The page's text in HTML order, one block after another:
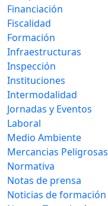
Financiación
Fiscalidad
Formación
Infraestructuras
Inspección
Instituciones
Intermodalidad
Jornadas y Eventos
Laboral
Medio Ambiente
Mercancias Peligrosas
Normativa
Notas de prensa
Noticias de formación